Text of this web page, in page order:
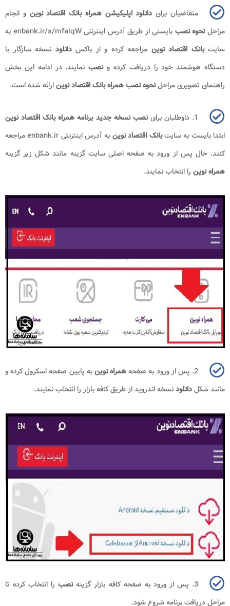
متقاضیان برای دانلود اپلیکیشن همراه بانک اقتصاد نوین و انجام
مراحلنحوه نصب بایستی از طریق آدرس اینترنتیenbank.ir/s/mfalqW به
سایتبانک اقتصاد نوین مراجعه کرده و از باکسدانلود نسخه سازگار با
دستگاه هوشمند خود را دریافت کرده ونصب نمایند. در ادامه این بخش
راهنمای تصویری مراحلنحوه نصب همراه بانک اقتصاد نوینارائه شده است.
1. داوطلبان برای
نصب نسخه جدید برنامه همراه بانک اقتصاد نوین
ابتدا بایست به سایتبانک اقتصاد نوین به آدرس اینترنتی enbank.irمراجعه
کنند. حال پس از ورود به صفحه اصلی سایت گزینه مانند شکل زیر گزینه
همراه نوین را انتخاب نمایند.
2. پس از ورود به صفحه همراه نوینبه پایین صفحه اسکرول کرده و
مانند شکلدانلودنسخه اندروید از طریق کافه بازار را انتخاب نمایند.
3. پس از ورود به صفحه کافه بازار گزینه نصب را انتخاب کرده تا
مراحل دریافت برنامه شروع شود.